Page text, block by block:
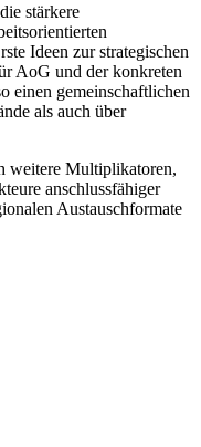
stärkere
Ideen zur strategischen
AoG und der konkreten
einen gemeinschaftlichen
als auch über
weitere Multiplikatoren,
anschlussfähiger
Austauschformate